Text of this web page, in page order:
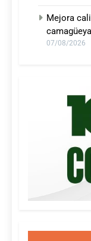
Mejora
07/08/2026